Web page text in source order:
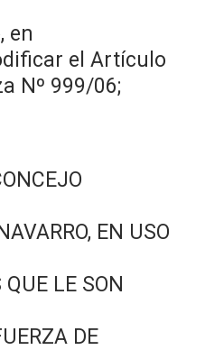
en
el Artículo
Nº 999/06;
EN USO
QUE LE SON
DE